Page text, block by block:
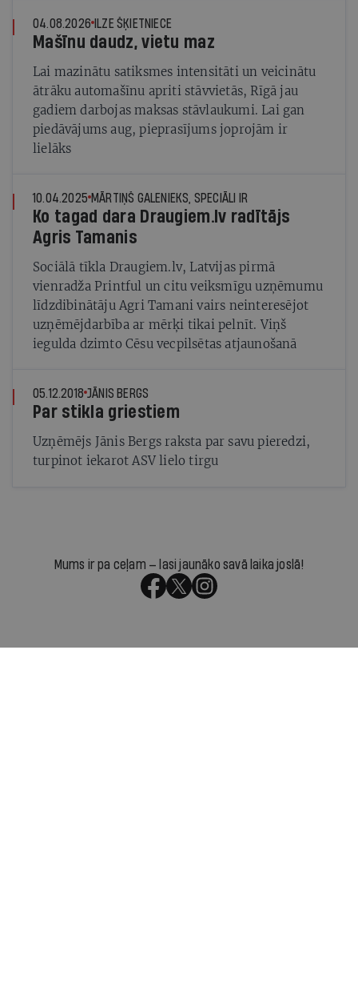
04.08.2026 ILZE ŠĶIETNIECE
Mašīnu daudz, vietu maz
Lai mazinātu satiksmes intensitāti un veicinātu
ātrāku automašīnu apriti stāvvietās, Rīgā jau
gadiem darbojas maksas stāvlaukumi. Lai gan
piedāvājums aug, pieprasījums joprojām ir
lielāks
10.04.2025 MĀRTIŅŠ GALENIEKS, SPECIĀLI IR
Ko tagad dara Draugiem.lv radītājs
Agris Tamanis
Sociālā tīkla Draugiem.lv, Latvijas pirmā
vienradža Printful un citu veiksmīgu uzņēmumu
līdzdibinātāju Agri Tamani vairs neinteresējot
uzņēmējdarbība ar mērķi tikai pelnīt. Viņš
iegulda dzimto Cēsu vecpilsētas atjaunošanā
05.12.2018 JĀNIS BERGS
Par stikla griestiem
Uzņēmējs Jānis Bergs raksta par savu pieredzi,
turpinot iekarot ASV lielo tirgu
Mums ir pa ceļam — lasi jaunāko savā laika joslā!